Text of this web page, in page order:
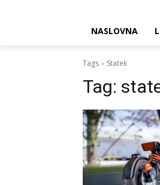
NASLOVNA
Tags Statek
Tag: